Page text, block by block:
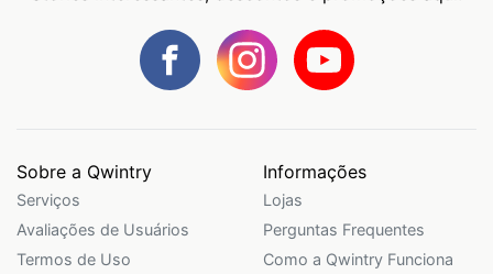
Sobre a Qwintry
Serviços
Avaliações de Usuários
Termos de Uso
Informações
Lojas
Perguntas Frequentes
Como a Qwintry Funciona